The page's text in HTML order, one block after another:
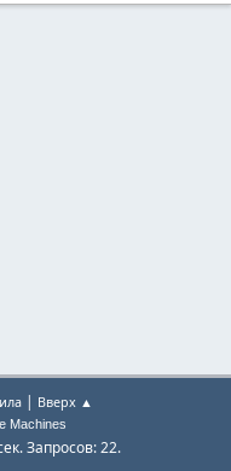
| Вверх ▲
Machines
Запросов: 22.